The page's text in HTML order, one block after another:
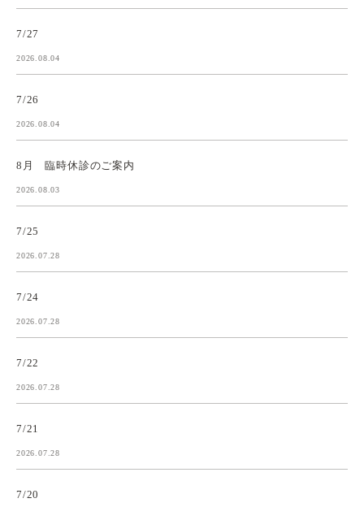
7/27
2026.08.04
7/26
2026.08.04
8月 臨時休診のご案内
2026.08.03
7/25
2026.07.28
7/24
2026.07.28
7/22
2026.07.28
7/21
2026.07.28
7/20